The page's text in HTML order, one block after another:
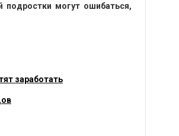
подростки могут ошибаться,
заработать